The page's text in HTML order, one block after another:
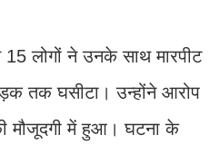
लोगों ने उनके साथ मारपीट
तक घसीटा। उन्होंने आरोप
मौजूदगी में हुआ। घटना के